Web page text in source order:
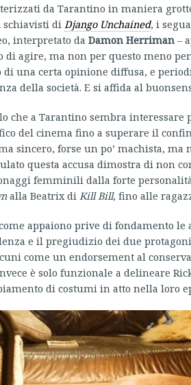
da Tarantino in maniera
schiavisti di Django Unchained, i
interpretato da Damon Herriman–
di agire, ma non per questo meno
di una certa opinione diffusa, e
della società. E si affida al
che a Tarantino sembra
del cinema fino a superare il
sincero, forse un po’ machista,
questa accusa dimostra di non
femminili dalla forte personalità
alla Beatrix di Kill Bill, fino alle
appaiono prive di fondamento
e il pregiudizio dei due
come un endorsement al
è solo funzionale a delineare
di costumi in atto nella loro